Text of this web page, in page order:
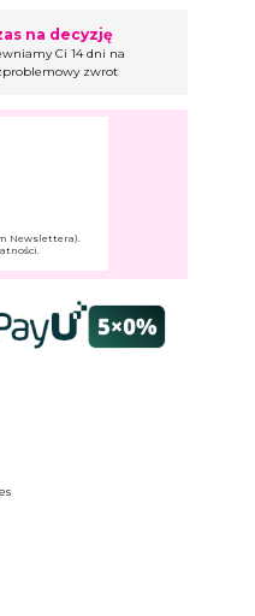
na decyzję
Ci 14 dni na
zwrot
Newslettera).